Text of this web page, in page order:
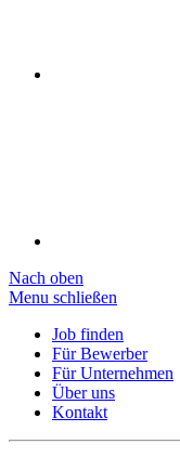
Nach oben
Menu schließen
Job finden
Für Bewerber
Für Unternehmen
Über uns
Kontakt